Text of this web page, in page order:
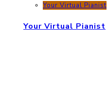
Your Virtual Pianist
Your Virtual Pianist